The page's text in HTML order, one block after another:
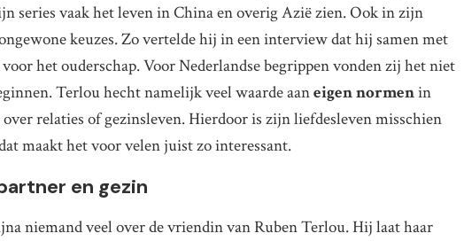
series vaak het leven in China en overig Azië zien. Ook in zijn
keuzes. Zo vertelde hij in een interview dat hij samen met
het ouderschap. Voor Nederlandse begrippen vonden zij het niet
Terlou hecht namelijk veel waarde aaneigen normenin
over relaties of gezinsleven. Hierdoor is zijn liefdesleven misschien
maakt het voor velen juist zo interessant.
en gezin
niemand veel over de vriendin van Ruben Terlou. Hij laat haar